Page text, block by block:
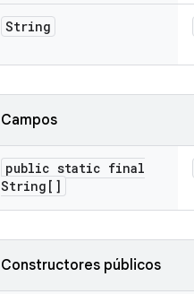
String
Campos
public static final
String[]
Constructores públicos